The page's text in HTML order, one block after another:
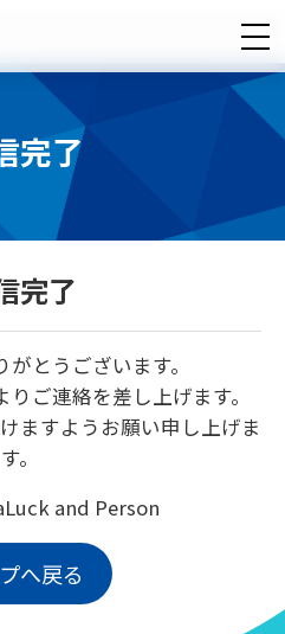
完了
完了
とうございます。
ご連絡を差し上げます。
ますようお願い申し上げま
す。
and Person
へ戻る